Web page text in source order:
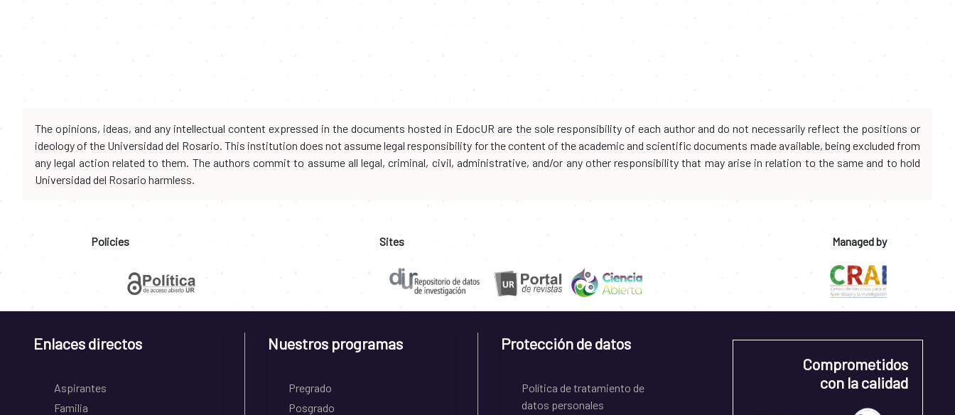
The opinions, ideas, and any intellectual content expressed in the documents hosted in EdocUR are the sole responsibility of each author and do not necessarily reflect the positions or
ideology of the Universidad del Rosario. This institution does not assume legal responsibility for the content of the academic and scientific documents made available, being excluded from
any legal action related to them. The authors commit to assume all legal, criminal, civil, administrative, and/or any other responsibility that may arise in relation to the same and to hold
Universidad del Rosario harmless.
Policies Sites Managed by
Enlaces directos
Aspirantes
Familia
Nuestros programas
Pregrado
Posgrado
Protección de datos
Política de tratamiento de
datos personales
Comprometidos
con la calidad